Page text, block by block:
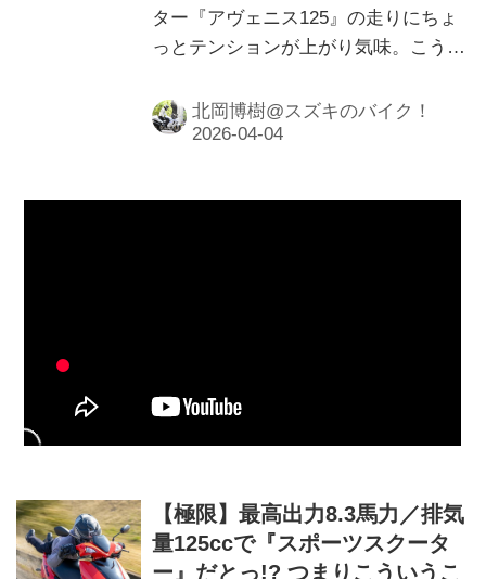
ター『アヴェニス125』の走りにちょ
っとテンションが上がり気味。こうい
ンが上がってしまい……
北岡博樹@スズキのバイク！
【極限】最高出力8.3馬力／排気
量125ccで『スポーツスクータ
ー』だとっ!? つまりこういうこ